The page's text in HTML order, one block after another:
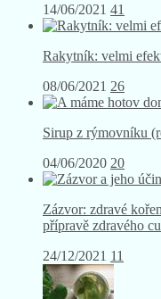
14/06/2021 41
Rakytník: velmi
08/06/2021 26
Sirup z rýmovníku
04/06/2020 20
Zázvor: zdravé
přípravě zdravého
24/12/2021 11